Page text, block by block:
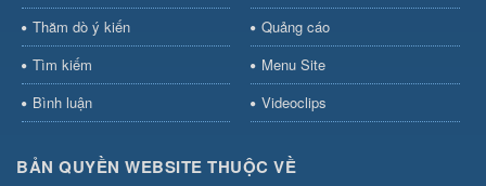
Thăm dò ý kiến
Quảng cáo
Tìm kiếm
Menu Site
Bình luận
Videoclips
BẢN QUYỀN WEBSITE THUỘC VỀ